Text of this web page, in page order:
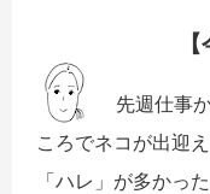
先週仕事
ころでネコが出迎
「ハレ」が多かっ